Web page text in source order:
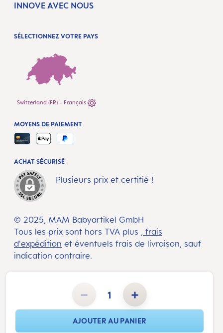
Quantité de produit : Entrez la quantité souhaitée ou utilisez les boutons pour augmenter ou diminuer la
AJOUTER AU PANIER
INNOVE AVEC NOUS
SÉLECTIONNEZ VOTRE PAYS
Switzerland (FR) - Français
© 2025, MAM Babyartikel GmbH
Tous les prix sont hors TVA plus , frais
d'expédition et éventuels frais de livraison, sauf
indication contraire.
ACHAT SÉCURISÉ
Plusieurs prix et certifié !
MOYENS DE PAIEMENT